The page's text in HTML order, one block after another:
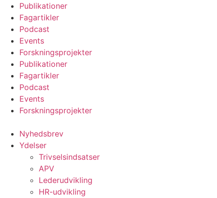
Videre
indhold
Publikationer
Fagartikler
Podcast
Events
Forskningsprojekter
Publikationer
Fagartikler
Podcast
Events
Forskningsprojekter
Nyhedsbrev
Ydelser
Trivselsindsatser
APV
Lederudvikling
HR-udvikling